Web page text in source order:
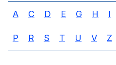
A C D E G H I
P R S T U V Z